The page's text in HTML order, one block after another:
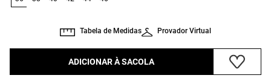
Provador Virtual
Tabela de Medidas
ADICIONAR À SACOLA